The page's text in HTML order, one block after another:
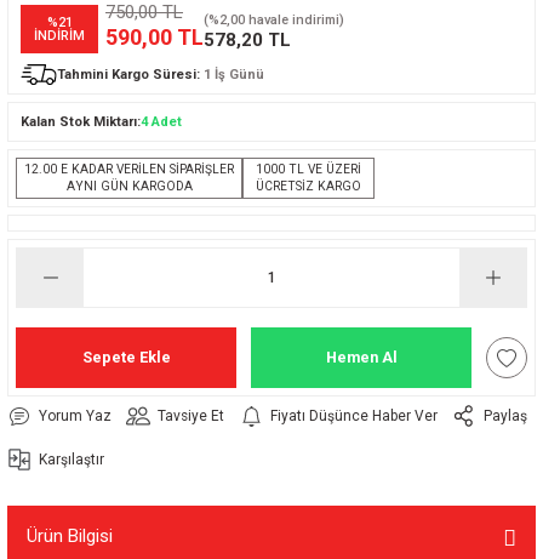
%21
İNDİRİM
750,00 TL
590,00 TL
(%2,00 havale indirimi)
578,20 TL
Tahmini Kargo Süresi: 1 İş Günü
Kalan Stok Miktarı:4 Adet
12.00 E KADAR VERİLEN SİPARİŞLER
AYNI GÜN KARGODA
1000 TL VE ÜZERİ
ÜCRETSİZ KARGO
Sepete Ekle Hemen Al
Yorum Yaz Tavsiye Et Fiyatı Düşünce Haber Ver Paylaş
Karşılaştır
Ürün Bilgisi